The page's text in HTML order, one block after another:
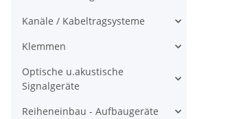
Kanäle / Kabeltragsysteme
Klemmen
Optische u.akustische
Signalgeräte
Reiheneinbau - Aufbaugeräte